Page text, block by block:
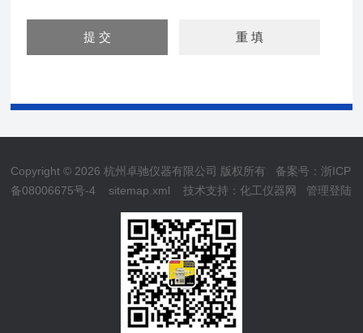
Copyright © 2026 杭州卓驰仪器有限公司 版权所有 备案号：浙ICP
备08006675号-4
sitemap.xml 技术支持：化工仪器网 管理登陆